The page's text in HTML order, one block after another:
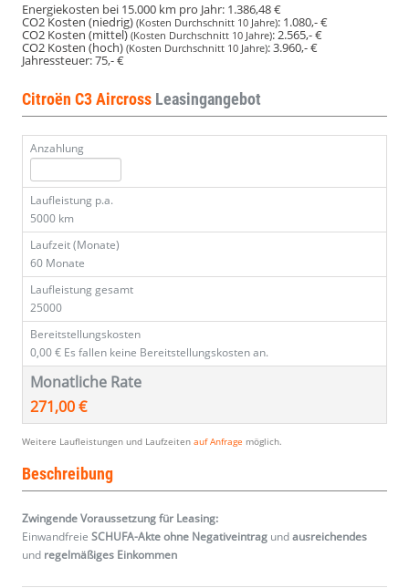
Energiekosten bei 15.000 km pro Jahr: 1.386,48 €
CO2 Kosten (niedrig) (Kosten Durchschnitt 10 Jahre): 1.080,- €
CO2 Kosten (mittel)(Kosten Durchschnitt 10 Jahre):2.565,- €
CO2 Kosten (hoch) (Kosten Durchschnitt 10 Jahre):3.960,- €
Jahressteuer:75,- €
Citroën C3 Aircross Leasingangebot
Anzahlung
Laufleistung p.a.
5000 km
Laufzeit (Monate)
60 Monate
Laufleistung gesamt
25000
Bereitstellungskosten
0,00 € Es fallen keine Bereitstellungskosten an.
Monatliche Rate
271,00 €
Weitere Laufleistungen und Laufzeiten auf Anfrage möglich.
Beschreibung
Zwingende Voraussetzung für Leasing:
Einwandfreie SCHUFA-Akte ohne Negativeintrag undausreichendes
und regelmäßiges Einkommen